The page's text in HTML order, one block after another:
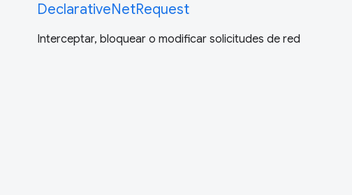
DeclarativeNetRequest
Interceptar, bloquear o modificar solicitudes de red